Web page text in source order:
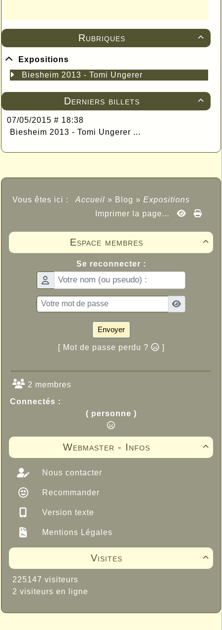

Rubriques
Expositions
Biesheim 2013 - Tomi Ungerer

Derniers billets
07/05/2015 # 18:38
Biesheim 2013 - Tomi Ungerer ...
Vous êtes ici : Accueil » Blog » Expositions
Imprimer la page...

Espace membres
Se reconnecter :
Envoyer
[ Mot de passe perdu ? ]
2 membres
Connectés :
( personne )

Webmaster - Infos
Nous contacter
Recommander
Version texte
Mentions Légales

Visites
225147 visiteurs
2 visiteurs en ligne